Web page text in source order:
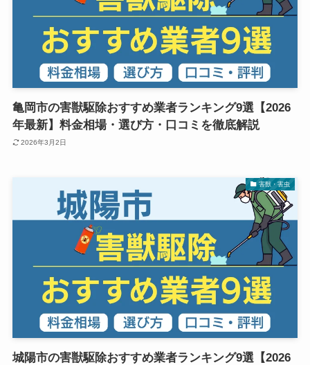
亀岡市の害獣駆除おすすめ業者ランキング9選【2026
年最新】料金相場・選び方・口コミを徹底解説
2026年3月2日
害獣・害虫
城陽市の害獣駆除おすすめ業者ランキング9選【2026